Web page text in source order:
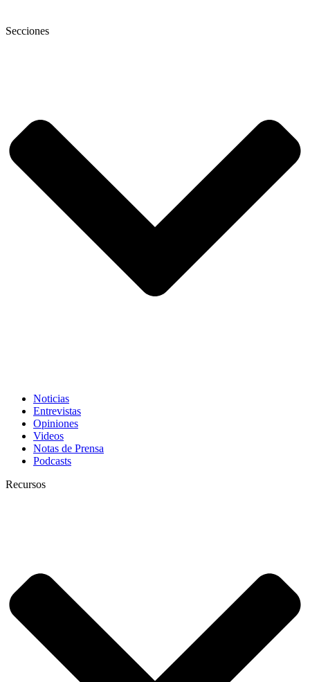
Secciones
Noticias
Entrevistas
Opiniones
Videos
Notas de Prensa
Podcasts
Recursos